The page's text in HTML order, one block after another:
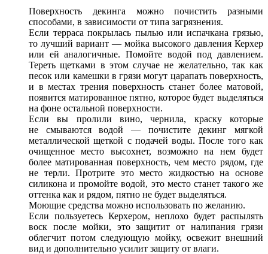
Поверхность декинга можно почистить разными
способами, в зависимости от типа загрязнения.
Если терраса покрылась пылью или испачкана грязью,
то лучший вариант — мойка высокого давления Керхер
или ей аналогичные. Помойте водой под давлением.
Тереть щетками в этом случае не желательно, так как
песок или камешки в грязи могут царапать поверхность,
и в местах трения поверхность станет более матовой,
появится матированное пятно, которое будет выделяться
на фоне остальной поверхности.
Если вы пролили вино, чернила, краску которые
не смываются водой — почистите декинг мягкой
металлической щеткой с подачей воды. После того как
очищенное место высохнет, возможно на нем будет
более матированная поверхность, чем место рядом, где
не терли. Протрите это место жидкостью на основе
силикона и промойте водой, это место станет такого же
оттенка как и рядом, пятно не будет выделяться.
Моющие средства можно использовать по желанию.
Если пользуетесь Керхером, неплохо будет распылять
воск после мойки, это защитит от налипания грязи
облегчит потом следующую мойку, освежит внешний
вид и дополнительно усилит защиту от влаги.